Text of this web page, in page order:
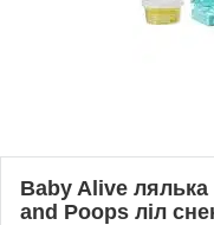
Baby Alive
and Poops ліл